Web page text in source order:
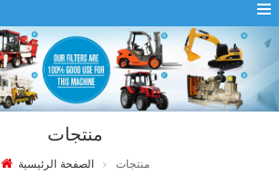
منتجات
الصفحة الرئيسية منتجات